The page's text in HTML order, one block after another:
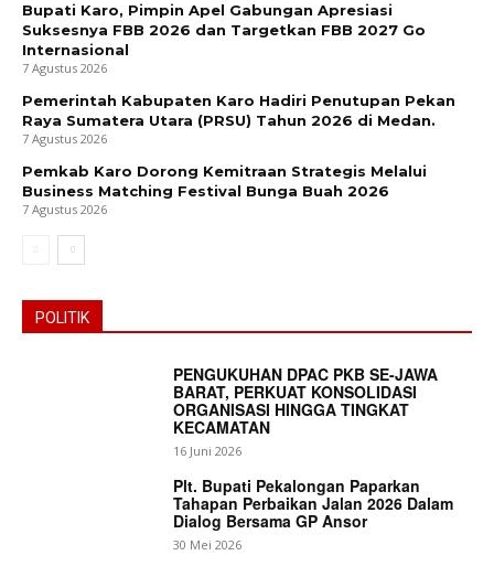
Bupati Karo, Pimpin Apel Gabungan Apresiasi
Suksesnya FBB 2026 dan Targetkan FBB 2027 Go
Internasional
7 Agustus 2026
Pemerintah Kabupaten Karo Hadiri Penutupan Pekan
Raya Sumatera Utara (PRSU) Tahun 2026 di Medan.
7 Agustus 2026
Pemkab Karo Dorong Kemitraan Strategis Melalui
Business Matching Festival Bunga Buah 2026
7 Agustus 2026
POLITIK
PENGUKUHAN DPAC PKB SE-JAWA
BARAT, PERKUAT KONSOLIDASI
ORGANISASI HINGGA TINGKAT
KECAMATAN
16 Juni 2026
Plt. Bupati Pekalongan Paparkan
Tahapan Perbaikan Jalan 2026 Dalam
Dialog Bersama GP Ansor
30 Mei 2026